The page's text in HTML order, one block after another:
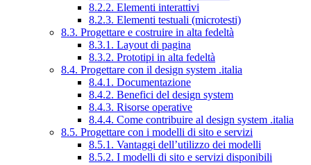
8.2.2. Elementi interattivi
8.2.3. Elementi testuali (microtesti)
8.3. Progettare e costruire in alta fedeltà
8.3.1. Layout di pagina
8.3.2. Prototipi in alta fedeltà
8.4. Progettare con il design system .italia
8.4.1. Documentazione
8.4.2. Benefici del design system
8.4.3. Risorse operative
8.4.4. Come contribuire al design system .italia
8.5. Progettare con i modelli di sito e servizi
8.5.1. Vantaggi dell’utilizzo dei modelli
8.5.2. I modelli di sito e servizi disponibili